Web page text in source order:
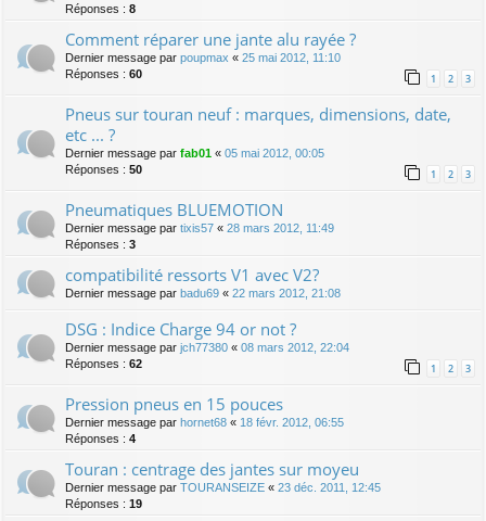
Réponses : 8
Comment réparer une jante alu rayée ?
Dernier message par poupmax « 25 mai 2012, 11:10
Réponses : 60 1 2 3
Pneus sur touran neuf : marques, dimensions, date,
etc ... ?
Dernier message par fab01 « 05 mai 2012, 00:05
Réponses : 50 1 2 3
Pneumatiques BLUEMOTION
Dernier message par tixis57 « 28 mars 2012, 11:49
Réponses : 3
compatibilité ressorts V1 avec V2?
Dernier message par badu69 « 22 mars 2012, 21:08
DSG : Indice Charge 94 or not ?
Dernier message par jch77380 « 08 mars 2012, 22:04
Réponses : 62 1 2 3
Pression pneus en 15 pouces
Dernier message par hornet68 « 18 févr. 2012, 06:55
Réponses : 4
Touran : centrage des jantes sur moyeu
Dernier message par TOURANSEIZE « 23 déc. 2011, 12:45
Réponses : 19